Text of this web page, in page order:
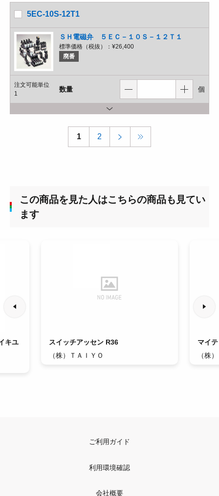
5EC-10S-12T1
ＳＨ電磁弁 ５ＥＣ－１０Ｓ－１２Ｔ１
標準価格（税抜）： ¥26,400
廃番
注文可能単位
1
数量 個
1 2
この商品を見た人はこちらの商品も見てい
ます
キユ
スイッチアッセン R36
（株）ＴＡＩＹＯ
マイ
（株
ご利用ガイド
利用環境確認
会社概要